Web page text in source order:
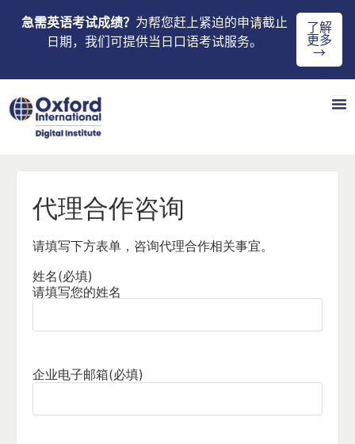
急需英语考试成绩？ 为帮您赶上紧迫的申请截止
日期，我们可提供当日口语考试服务。
了解
更多
→
代理合作咨询
请填写下方表单，咨询代理合作相关事宜。
姓名(必填)
请填写您的姓名
企业电子邮箱(必填)